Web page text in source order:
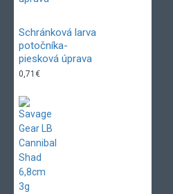
Schránková larva
potočníka-
piesková úprava
0,71€